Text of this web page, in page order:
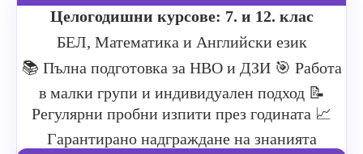
Целогодишни курсове: 7. и 12. клас
БЕЛ, Математика и Английски език
📚 Пълна подготовка за НВО и ДЗИ 🎯 Работа
в малки групи и индивидуален подход 📝
Регулярни пробни изпити през годината 📈
Гарантирано надграждане на знанията